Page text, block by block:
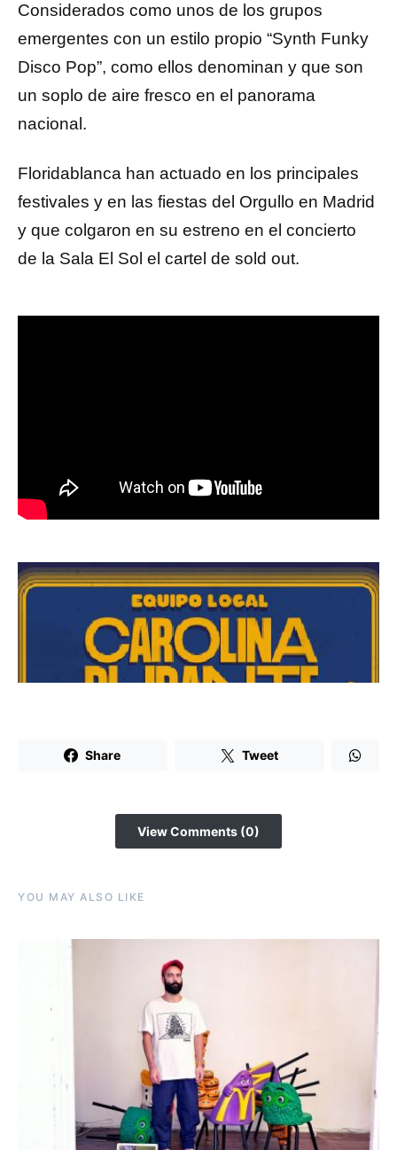
Considerados como unos de los grupos
emergentes con un estilo propio “Synth Funky
Disco Pop”, como ellos denominan y que son
un soplo de aire fresco en el panorama
nacional.
Floridablanca han actuado en los principales
festivales y en las fiestas del Orgullo en Madrid
y que colgaron en su estreno en el concierto
de la Sala El Sol el cartel de sold out.
Share Tweet
View Comments (0)
YOU MAY ALSO LIKE